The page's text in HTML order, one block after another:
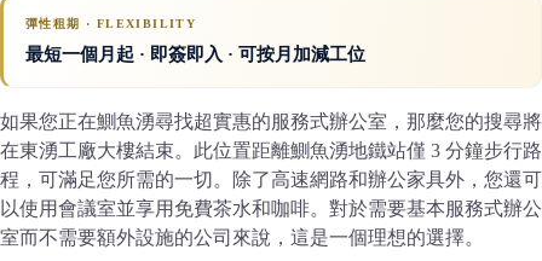
彈性租期 · FLEXIBILITY
最短一個月起 · 即簽即入 · 可按月加減工位
如果您正在鰂魚湧尋找超實惠的服務式辦公室，那麼您的搜尋將
在東湧工廠大樓結束。此位置距離鰂魚湧地鐵站僅 3 分鐘步行路
程，可滿足您所需的一切。除了高速網路和辦公家具外，您還可
以使用會議室並享用免費茶水和咖啡。對於需要基本服務式辦公
室而不需要額外設施的公司來說，這是一個理想的選擇。